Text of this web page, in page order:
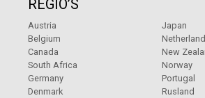
REGIO’S
Austria
Belgium
Canada
South Africa
Germany
Denmark
Japan
New
Norway
Portugal
Rusland